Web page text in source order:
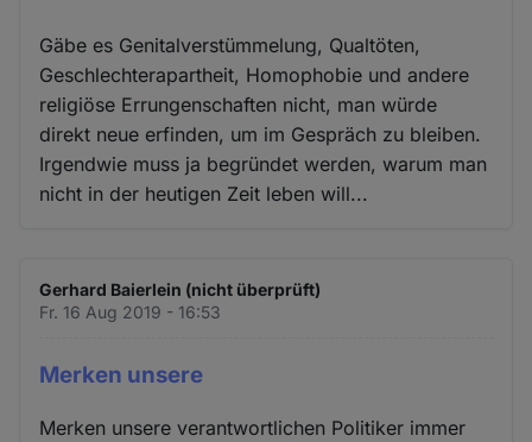
Gäbe es Genitalverstümmelung, Qualtöten,
Geschlechterapartheit, Homophobie und andere
religiöse Errungenschaften nicht, man würde
direkt neue erfinden, um im Gespräch zu bleiben.
Irgendwie muss ja begründet werden, warum man
nicht in der heutigen Zeit leben will...
Gerhard Baierlein (nicht überprüft)
Fr. 16 Aug 2019 - 16:53
Merken unsere
Merken unsere verantwortlichen Politiker immer